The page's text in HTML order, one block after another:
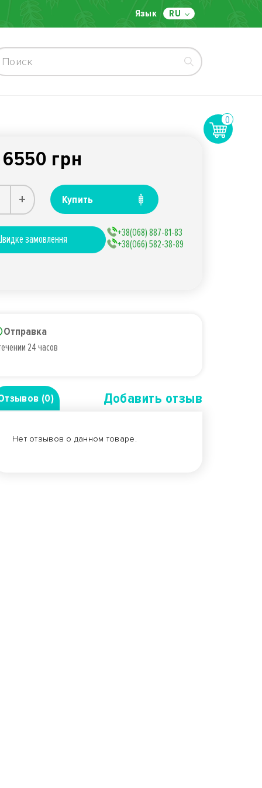
Язык RU
0
6550 грн
+ Купить
замовлення
+38(068) 887-81-83
+38(066) 582-38-89
Отправка
24 часов
(0) Добавить отзыв
Нет отзывов о данном товаре.